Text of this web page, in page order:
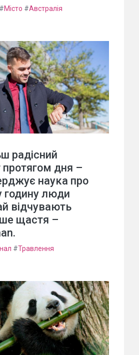
#Місто #Австралія
радісний
дня –
наука про
годину люди
відчувають
щастя –
#Травлення